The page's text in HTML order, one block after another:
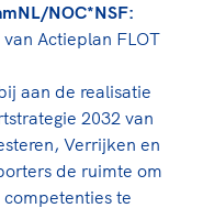
NOC*NSF:
Actieplan FLOT
aan de realisatie
2032 van
Verrijken en
de ruimte om
te